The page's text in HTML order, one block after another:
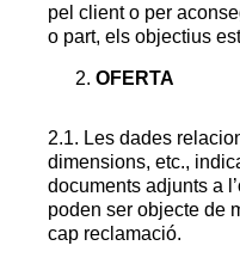
pel client o per
o part, els objectius
OFERTA
2.1. Les dades
dimensions, etc.,
documents adjunts a
poden ser objecte de
cap reclamació.